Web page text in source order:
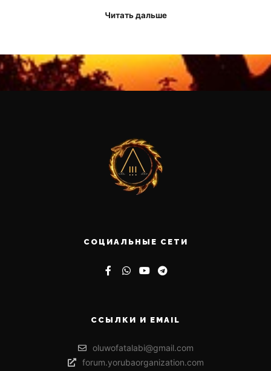
Читать дальше
СОЦИАЛЬНЫЕ СЕТИ
ССЫЛКИ И EMAIL
oluwofatalabi@gmail.com
forum.yorubaorganization.com